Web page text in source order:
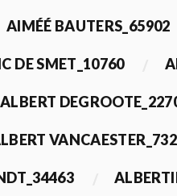
AIMÉÉ BAUTERS_65902
DE SMET_10760
ALBERT